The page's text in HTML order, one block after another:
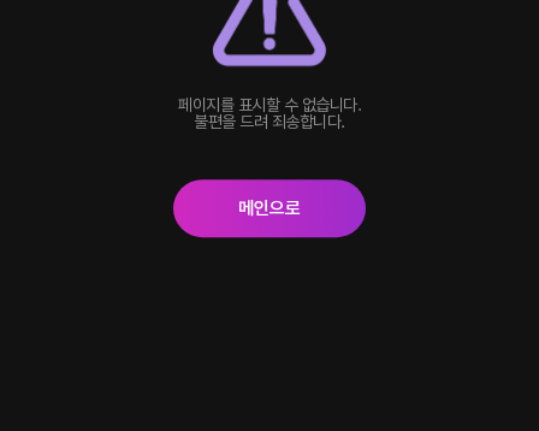
페이지를 표시할 수 없습니다.
불편을 드려 죄송합니다.
메인으로